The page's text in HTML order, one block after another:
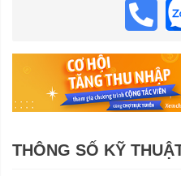
THÔNG SỐ KỸ